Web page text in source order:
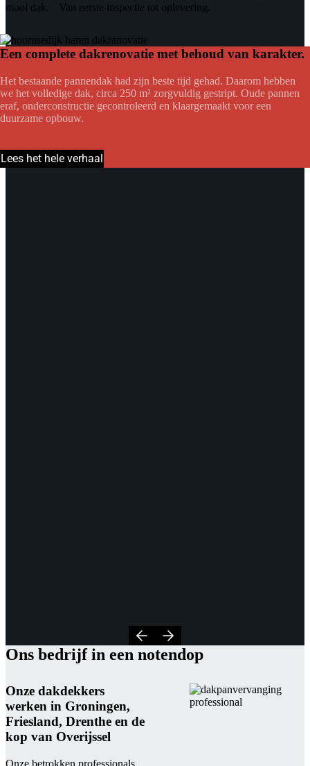
mooi dak. Van eerste inspectie tot oplevering.
Een complete dakrenovatie met behoud van karakter.
Het bestaande pannendak had zijn beste tijd gehad. Daarom hebben
we het volledige dak, circa 250 m² zorgvuldig gestript. Oude pannen
eraf, onderconstructie gecontroleerd en klaargemaakt voor een
duurzame opbouw.
Lees het hele verhaal
Ons bedrijf in een notendop
Onze dakdekkers
werken in Groningen,
Friesland, Drenthe en de
kop van Overijssel
Onze betrokken professionals